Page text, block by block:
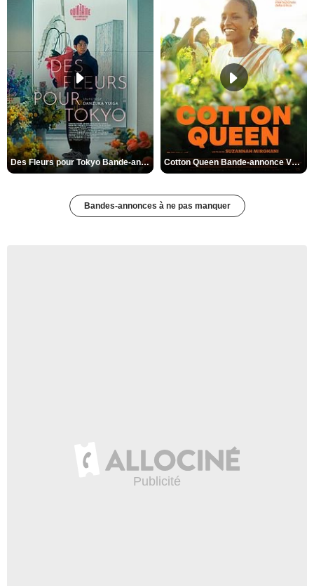
Des Fleurs pour Tokyo Bande-annonce VO STFR Cotton Queen Bande-annonce VO STFR
Bandes-annonces à ne pas manquer